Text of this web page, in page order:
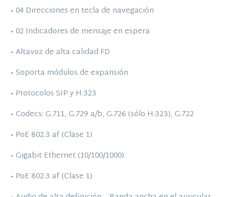
• 04 Direcciones en tecla de navegación
• 02 Indicadores de mensaje en espera
• Altavoz de alta calidad FD
• Soporta módulos de expansión
• Protocolos SIP y H.323
• Codecs: G.711, G.729 a/b, G.726 (sólo H.323), G.722
• PoE 802.3 af (Clase 1)
• Gigabit Ethernet (10/100/1000)
• PoE 802.3 af (Clase 1)